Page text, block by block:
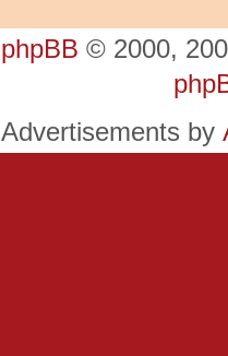
phpBB © 2000,
Advertisements by